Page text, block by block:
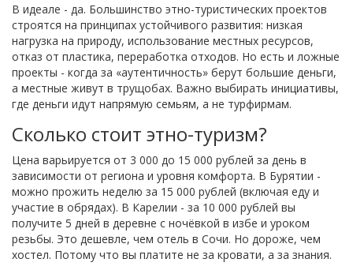
В идеале - да. Большинство этно-туристических проектов
строятся на принципах устойчивого развития: низкая
нагрузка на природу, использование местных ресурсов,
отказ от пластика, переработка отходов. Но есть и ложные
проекты - когда за «аутентичность» берут большие деньги,
а местные живут в трущобах. Важно выбирать инициативы,
где деньги идут напрямую семьям, а не турфирмам.
Сколько стоит этно-туризм?
Цена варьируется от 3 000 до 15 000 рублей за день в
зависимости от региона и уровня комфорта. В Бурятии -
можно прожить неделю за 15 000 рублей (включая еду и
участие в обрядах). В Карелии - за 10 000 рублей вы
получите 5 дней в деревне с ночёвкой в избе и уроком
резьбы. Это дешевле, чем отель в Сочи. Но дороже, чем
хостел. Потому что вы платите не за кровати, а за знания.